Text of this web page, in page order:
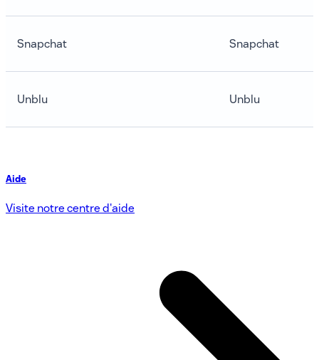
Snapchat Snapchat
Unblu Unblu
Aide
Visite notre centre d'aide